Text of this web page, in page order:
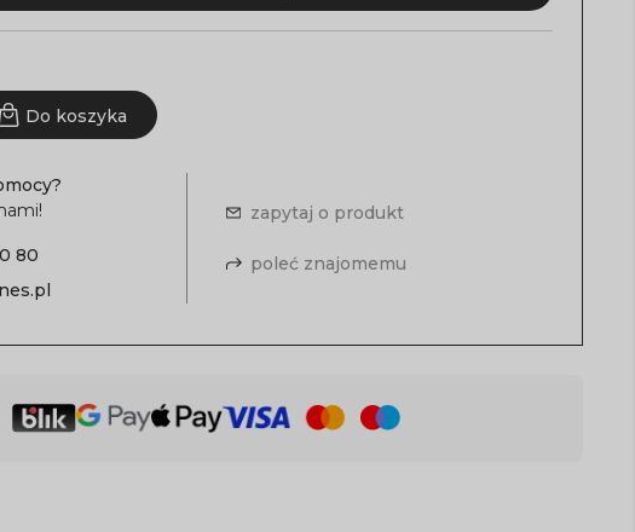
Do koszyka
80
zapytaj o produkt
poleć znajomemu